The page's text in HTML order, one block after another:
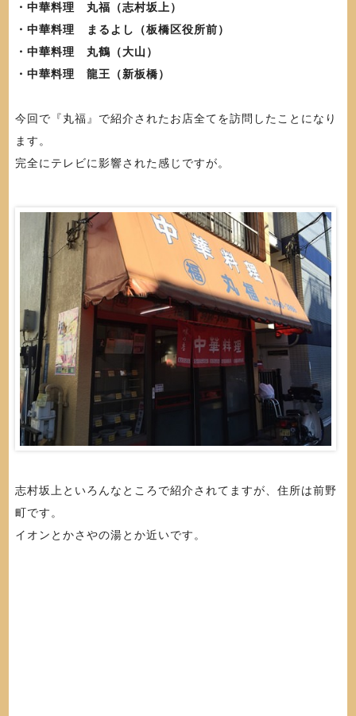
・中華料理 丸福（志村坂上）
・中華料理 まるよし（板橋区役所前）
・中華料理 丸鶴（大山）
・中華料理 龍王（新板橋）
今回で『丸福』で紹介されたお店全てを訪問したことになり
ます。
完全にテレビに影響された感じですが。
志村坂上といろんなところで紹介されてますが、住所は前野
町です。
イオンとかさやの湯とか近いです。